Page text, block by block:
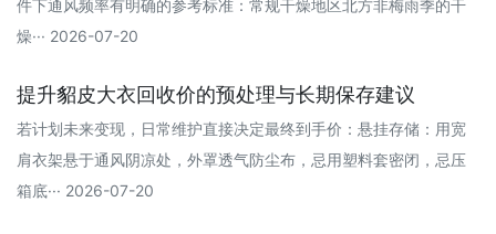
件下通风频率有明确的参考标准：常规干燥地区‌北方非梅雨季的干
燥··· 2026-07-20
提升貂皮大衣回收价的预处理与长期保存建议
若计划未来变现，日常维护直接决定最终到手价：悬挂存储：用宽
肩衣架悬于通风阴凉处，外罩透气防尘布，忌用塑料套密闭，忌压
箱底··· 2026-07-20